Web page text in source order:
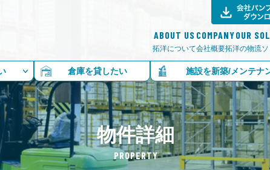
拓洋について
ABOUT US
会社概要
COMPANY
拓洋の物流
OUR
倉庫を貸したい 施設を新築/メンテナ
物件詳細
PROPERTY